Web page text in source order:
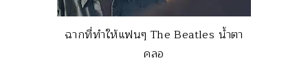
ฉากที่ทำให้แฟนๆ The Beatles น้ำตา
คลอ